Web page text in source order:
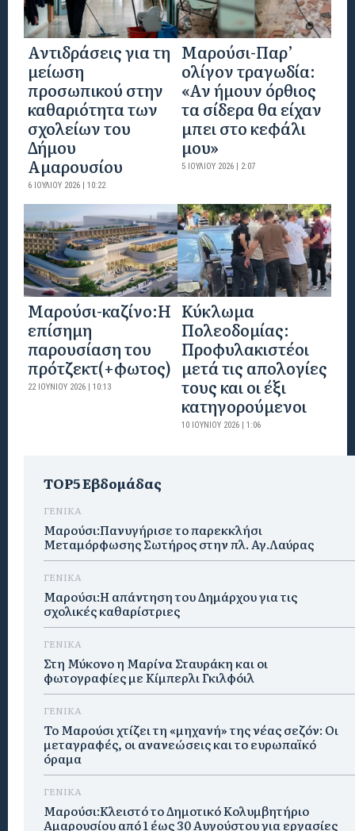
Αντιδράσεις για τη
μείωση
προσωπικού στην
καθαριότητα των
σχολείων του
Δήμου
Αμαρουσίου
6 ΙΟΥΛΊΟΥ 2026 | 10:22
Μαρούσι-Παρ’
ολίγον τραγωδία:
«Αν ήμουν όρθιος
τα σίδερα θα είχαν
μπει στο κεφάλι
μου»
5 ΙΟΥΛΊΟΥ 2026 | 2:07
Mαρούσι-καζίνο:H
επίσημη
παρουσίαση του
πρότζεκτ(+φωτος)
22 ΙΟΥΝΊΟΥ 2026 | 10:13
Κύκλωμα
Πολεοδομίας:
Προφυλακιστέοι
μετά τις απολογίες
τους και οι έξι
κατηγορούμενοι
10 ΙΟΥΝΊΟΥ 2026 | 1:06
TOP5 Εβδομάδας
ΓΕΝΙΚΑ
Μαρούσι:Πανυγήρισε το παρεκκλήσι
Μεταμόρφωσης Σωτήρος στην πλ. Αγ.Λαύρας
ΓΕΝΙΚΑ
Μαρούσι:Η απάντηση του Δημάρχου για τις
σχολικές καθαρίστριες
ΓΕΝΙΚΑ
Στη Μύκονο η Μαρίνα Σταυράκη και οι
φωτογραφίες με Κίμπερλι Γκιλφόιλ
ΓΕΝΙΚΑ
Το Μαρούσι χτίζει τη «μηχανή» της νέας σεζόν: Οι
μεταγραφές, οι ανανεώσεις και το ευρωπαϊκό
όραμα
ΓΕΝΙΚΑ
Μαρούσι:Κλειστό το Δημοτικό Κολυμβητήριο
Αμαρουσίου από 1 έως 30 Αυγούστου για εργασίες